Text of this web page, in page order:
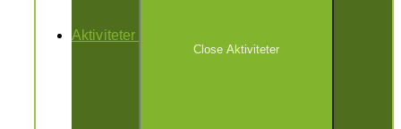
Aktiviteter
Close Aktiviteter